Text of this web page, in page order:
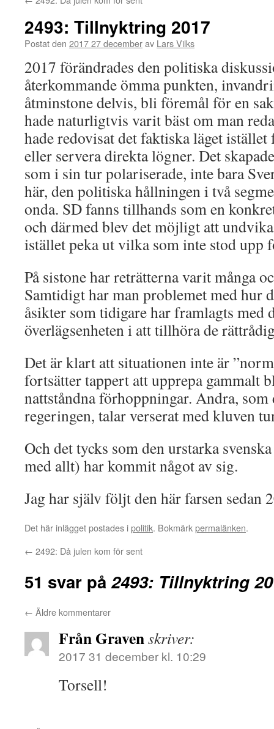
2493: Tillnyktring 2017
Postat den 2017 27 decemberav Lars Vilks
2017 förändrades den politiska
återkommande ömma punkten,
åtminstone delvis, bli föremål för en
hade naturligtvis varit bäst om man
hade redovisat det faktiska läget
eller servera direkta lögner. Det
som i sin tur polariserade, inte bara
här, den politiska hållningen i två
onda. SD fanns tillhands som en
och därmed blev det möjligt att
istället peka ut vilka som inte stod upp
På sistone har reträtterna varit många
Samtidigt har man problemet med hur
åsikter som tidigare har framlagts med
överlägsenheten i att tillhöra de
Det är klart att situationen inte är
fortsätter tappert att upprepa gammalt
nattståndna förhoppningar. Andra, som
regeringen, talar verserat med kluven
Och det tycks som den urstarka
med allt) har kommit något av sig.
Jag har själv följt den här farsen sedan
Det här inlägget postades ipolitik. Bokmärkpermalänken.
← 2492: Då julen kom för sent
51 svar på2493: Tillnyktring
← Äldre kommentarer
Från Gravenskriver:
2017 31 december kl. 10:29
Torsell!